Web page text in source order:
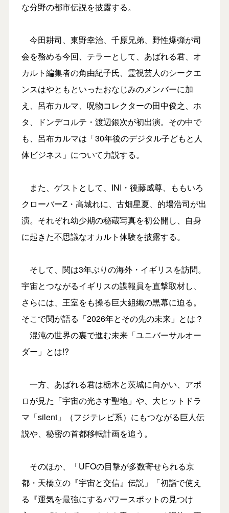
な分野の都市伝説を披露する。
今田耕司、東野幸治、千原兄弟、野性爆弾が司
会を務める今回、テラーとして、あばれる君、オ
カルト編集者の角由紀子氏、霊視芸人のシークエ
ンスはやともといったおなじみのメンバーに加
え、呂布カルマ、呪物コレクターの田中俊之、ホ
タ、ドンデコルテ・渡辺銀次が初出演。その中で
も、呂布カルマは「30年後のデジタル子どもと人
体ビジネス」について力説する。
また、ゲストとして、INI・後藤威尊、ももいろ
クローバーZ・高城れに、古畑星夏、的場浩司が出
演。それぞれ幼少期の秘蔵写真を初公開し、自身
に起きた不思議なオカルト体験を披露する。
そして、関は3年ぶりの海外・イギリスを訪問。
宇宙とつながるイギリスの諜報員を直撃取材し、
さらには、王室をも操る巨大組織の黒幕に迫る。
そこで関が語る「2026年とその先の未来」とは？
混沌の世界の裏で進む未来「ユニバーサルオー
ダー」とは!?
一方、あばれる君は栃木と茨城に向かい、アポ
ロが見た「宇宙の光さす聖地」や、大ヒットドラ
マ「silent」（フジテレビ系）にもつながる巨人伝
説や、秘密の首都移転計画を追う。
そのほか、「UFOの目撃が多数寄せられる京
都・天橋立の『宇宙と交信』伝説」「初詣で使え
る『運気を最強にするパワースポットの見つけ